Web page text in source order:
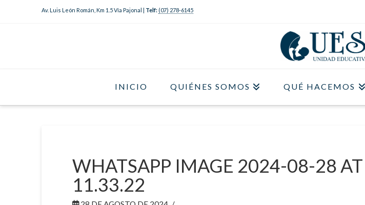
Av. Luis León Román, Km 1.5 Vía Pajonal | Telf: (07) 278-6145
INICIO QUIÉNES SOMOS QUÉ HACEMOS
WHATSAPP IMAGE 2024-08-28 AT
11.33.22